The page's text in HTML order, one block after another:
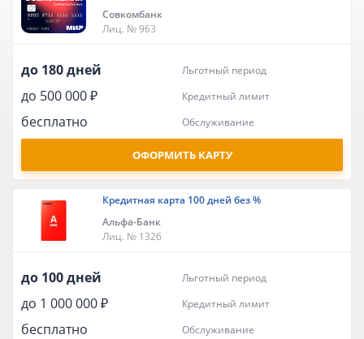
Совкомбанк
Лиц. № 963
до 180 дней льготный период
до 500 000 ₽ кредитный лимит
бесплатно обслуживание
ОФОРМИТЬ КАРТУ
Кредитная карта 100 дней без %
Альфа-Банк
Лиц. № 1326
до 100 дней льготный период
до 1 000 000 ₽ кредитный лимит
бесплатно обслуживание